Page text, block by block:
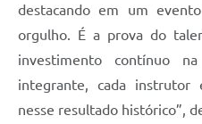
destacando em um
orgulho. É a prova do
investimento contínuo
integrante, cada
nesse resultado histórico”,